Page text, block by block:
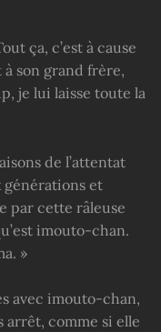
ça, c’est à cause
à son grand frère,
je lui laisse toute la
de l’attentat
générations et
par cette râleuse
imouto-chan.
»
avec imouto-chan,
arrêt, comme si elle